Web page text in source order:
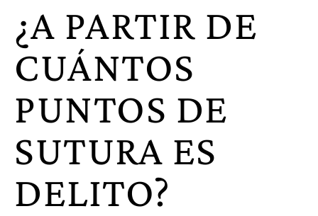
¿A PARTIR DE
CUÁNTOS
PUNTOS DE
SUTURA ES
DELITO?